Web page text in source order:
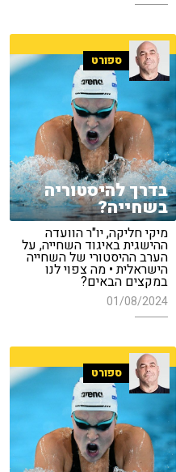
ספורט
בדרך להיסטוריה
בשחייה?
מיקי חליקה, יו"ר הוועדה
ההישגית באיגוד השחייה, על
הערב ההיסטורי של השחייה
הישראלית • מה צפוי לנו
במקצים הבאים?
01/08/2024
ספורט